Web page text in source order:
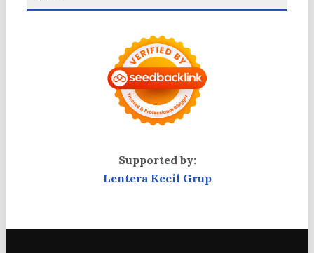
Supported by:
Lentera Kecil Grup